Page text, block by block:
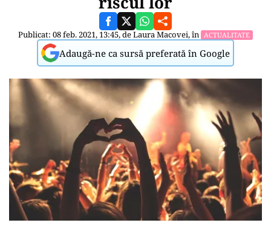
Publicat: 08 feb. 2021, 13:45, deLaura Macovei, în ACTUALITATE
Adaugă-ne ca sursă preferată în Google